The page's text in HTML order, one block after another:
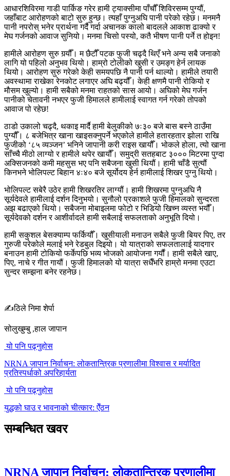
आधारशिविरमा गाडी पार्किङ गरेर हामी ट्याक्सीमा पाँचौँ शिविरसम्म पुग्यौं,
जहाँबाट आरोहणको बाटो सुरु हुन्छ। त्यहाँ पुग्नुअघि पानी परेको रहेछ। मनमनै
पानी नपरोस् भनेर प्रार्थना गर्दै गर्दा अचानक कालो बादलले आकाश ढाक्यो र
मेघ गर्जनको आवाज सुनियो। मनमा चिसो पस्यो, कतै भीषण पानी पर्ने त होइन!
हामीले आरोहण सुरु गर्‍यौँ। म छैटौँ पटक फुजी चढ्दै थिएँ भने अन्य सबै जनाको
लागि यो पहिलो अनुभव थियो। हाम्रो टोलीको खुसी र उमङ्ग हेर्न लायक
थियो। आरोहण सुरु गरेको केही समयपछि नै पानी पर्न थाल्यो। हामीले तयारी
अवस्थामा राखेका रेनकोट लगाएर अघि बढ्यौँ। केही क्षणमै पानी रोकियो र
मौसम खुल्यो। हामी सबैको मनमा राहतको सास आयो। अघिको मेघ गर्जन
पानीको चेतावनी नभएर फुजी हिमालले हामीलाई स्वागत गर्न गरेको तोपको
आवाज पो रहेछ!
ठाडो उकालो चढ्दै, थकाइ मार्दै हामी बेलुकीको ७ः३० बजे बास बस्ने ठाउँमा
पुग्यौँ। ८ बजेभित्र खाना खाइसक्नुपर्ने भएकोले हामीले हतारहतार झोला राखि
फुजीको ‘८५ व्यञ्जन’ भनिने जापानी करी राइस खायौँ। भोकले होला, त्यो खाना
साँच्चै मीठो लाग्यो र हामीले थपेर खायौँ। समुद्री सतहबाट ३००० मिटरमा पुग्दा
अक्सिजनको कमी महसुस भए पनि सबैजना खुसी थियौं। हामी चाँडै सुत्यौं
किनभने भोलिपल्ट बिहान ४ः४० बजे सूर्योदय हेर्न हामीलाई शिखर पुग्नु थियो।
भोलिपल्ट सबेरै उठेर हामी शिखरतिर लाग्यौं। हामी शिखरमा पुग्नुअघि नै
सूर्यदेवले हामीलाई दर्शन दिनुभयो। सुनौलो प्रकाशले फुजी हिमालको सुन्दरता
अझ बढाएको थियो। सबैजना मोबाइलमा फोटो र भिडियो खिच्न व्यस्त भयौँ।
सूर्यदेवको दर्शन र आशीर्वादले हामी सबैलाई सफलताको अनुभूति दियो।
हामी सकुशल बेसक्याम्प फर्कियौँ। खुसीयाली मनाउन सबैले फुजी बियर पिए, तर
गुरुजी परेकोले मलाई भने रेडबुल दिइयो। यो यात्राको सफलतालाई यादगार
बनाउन हामी टोकियो फर्केपछि भव्य भोजको आयोजना गर्यौं। हामी सबैले खाए,
पिए, नाचे र गीत गायौं। फुजी हिमालको यो यात्रा सधैँभरि हाम्रो मनमा एउटा
सुन्दर सम्झना बनेर रहनेछ।
✍️ठिले निमा शेर्पा
सोलुखुम्बु ,हाल जापान
यो पनि पढ्नुहोस
NRNA जापान निर्वाचन: लोकतान्त्रिक प्रणालीमा विश्वास र मर्यादित
प्रतिस्पर्धाको अपरिहार्यता
यो पनि पढ्नुहोस
युद्धको घाउ र भावनाको चीत्कार: ऐँठन
सम्बन्धित खवर
NRNA जापान निर्वाचन: लोकतान्त्रिक प्रणालीमा